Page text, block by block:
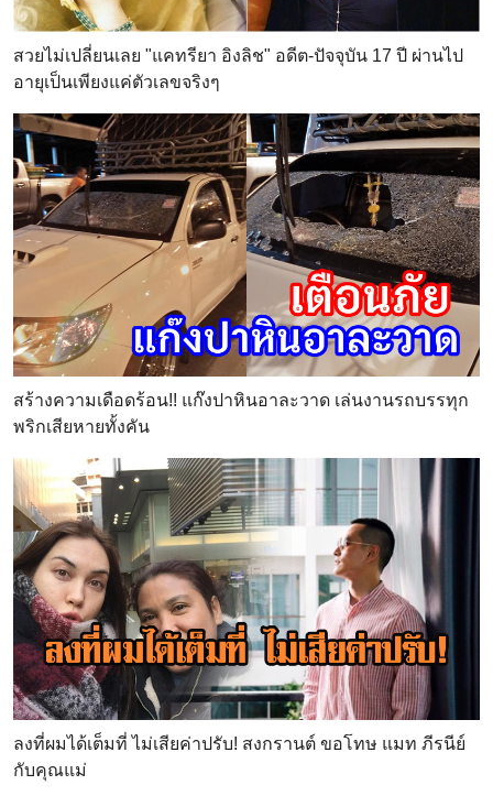
สวยไม่เปลี่ยนเลย "แคทรียา อิงลิช" อดีต-ปัจจุบัน 17 ปี ผ่านไป
อายุเป็นเพียงแค่ตัวเลขจริงๆ
สร้างความเดือดร้อน!! แก๊งปาหินอาละวาด เล่นงานรถบรรทุก
พริกเสียหายทั้งคัน
ลงที่ผมได้เต็มที่ ไม่เสียค่าปรับ! สงกรานต์ ขอโทษ แมท ภีรนีย์
กับคุณแม่